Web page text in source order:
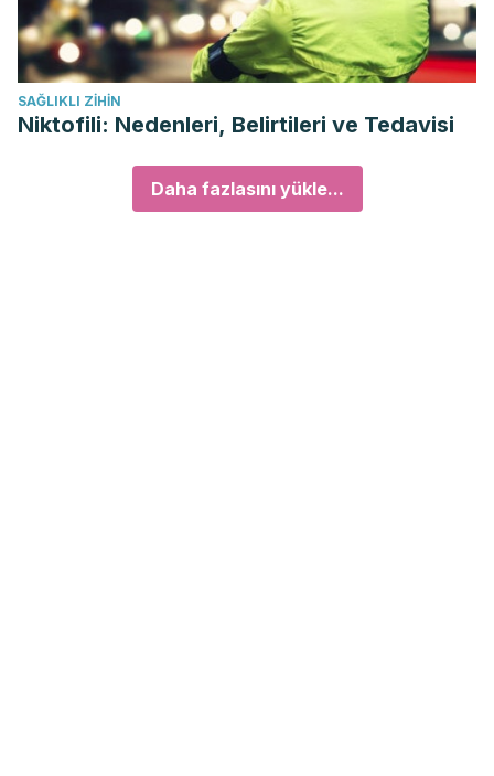
SAĞLIKLI ZIHIN
Niktofili: Nedenleri, Belirtileri ve Tedavisi
Daha fazlasını yükle...